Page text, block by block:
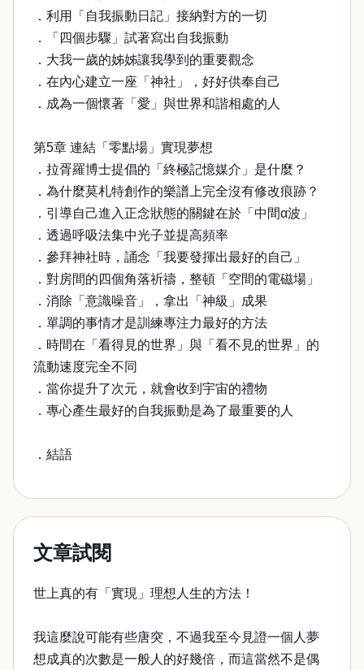
．利用「自我振動日記」接納對方的一切
．「四個步驟」試著寫出自我振動
．大我一歲的姊姊讓我學到的重要觀念
．在內心建立一座「神社」，好好供奉自己
．成為一個懷著「愛」與世界和諧相處的人
第5章 連結「零點場」實現夢想
．拉胥羅博士提倡的「終極記憶媒介」是什麼？
．為什麼莫札特創作的樂譜上完全沒有修改痕跡？
．引導自己進入正念狀態的關鍵在於「中間α波」
．透過呼吸法集中光子並提高頻率
．參拜神社時，誦念「我要發揮出最好的自己」
．對房間的四個角落祈禱，整頓「空間的電磁場」
．消除「意識噪音」，拿出「神級」成果
．單調的事情才是訓練專注力最好的方法
．時間在「看得見的世界」與「看不見的世界」的
流動速度完全不同
．當你提升了次元，就會收到宇宙的禮物
．專心產生最好的自我振動是為了最重要的人
．結語
文章試閱
世上真的有「實現」理想人生的方法！
我這麼說可能有些唐突，不過我至今見證一個人夢
想成真的次數是一般人的好幾倍，而這當然不是偶